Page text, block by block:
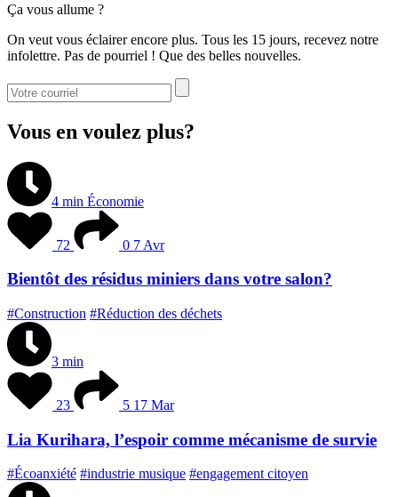
Ça vous allume ?
On veut vous éclairer encore plus. Tous les 15 jours, recevez notre
infolettre. Pas de pourriel ! Que des belles nouvelles.
Vous en voulez plus?
4 min Économie
72 0 7 Avr
Bientôt des résidus miniers dans votre salon?
#Construction #Réduction des déchets
3 min
23 5 17 Mar
Lia Kurihara, l’espoir comme mécanisme de survie
#Écoanxiété #industrie musique #engagement citoyen